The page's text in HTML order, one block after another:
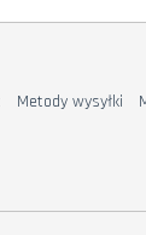
Metody wysyłki